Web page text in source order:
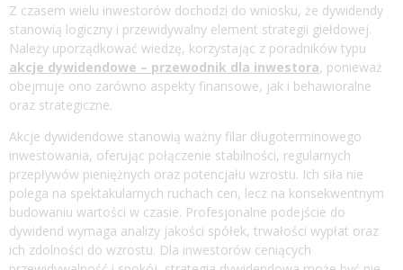
Z czasem wielu inwestorów dochodzi do wniosku, że dywidendy
stanowią logiczny i przewidywalny element strategii giełdowej.
Należy uporządkować wiedzę, korzystając z poradników typu
akcje dywidendowe – przewodnik dla inwestora, ponieważ
obejmuje ono zarówno aspekty finansowe, jak i behawioralne
oraz strategiczne.
Akcje dywidendowe stanowią ważny filar długoterminowego
inwestowania, oferując połączenie stabilności, regularnych
przepływów pieniężnych oraz potencjału wzrostu. Ich siła nie
polega na spektakularnych ruchach cen, lecz na konsekwentnym
budowaniu wartości w czasie. Profesjonalne podejście do
dywidend wymaga analizy jakości spółek, trwałości wypłat oraz
ich zdolności do wzrostu. Dla inwestorów ceniących